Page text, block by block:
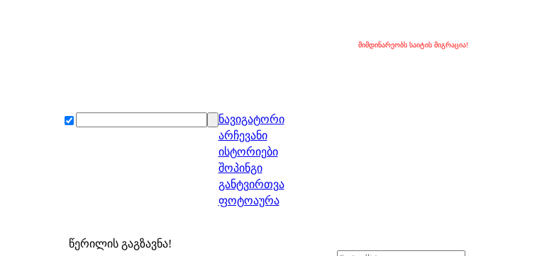
მიმდინარეობს საიტის მიგრაცია!
ნავიგატორი
არჩევანი
ისტორიები
შოპინგი
განტვირთვა
ფოტოაურა
წერილის გაგზავნა!